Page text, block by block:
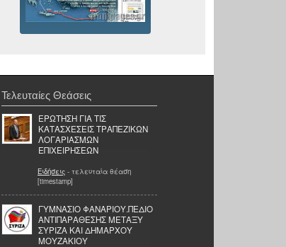
Τελευταίες Θεάσεις
ΕΡΩΤΗΣΗ ΓΙΑ ΤΙΣ
ΚΑΤΑΣΧΕΣΕΙΣ ΤΡΑΠΕΖΙΚΩΝ
ΛΟΓΑΡΙΑΣΜΩΝ
ΕΠΙΧΕΙΡΗΣΕΩΝ
Ειδήσεις - τελευταία θέαση
[timestamp]
ΓΥΜΝΑΣΙΟ ΦΑΝΑΡΙΟΥ.ΠΕΔΙΟ
ΑΝΤΙΠΑΡΑΘΕΣΗΣ ΜΕΤΑΞΥ
ΣΥΡΙΖΑ ΚΑΙ ΔΗΜΑΡΧΟΥ
ΜΟΥΖΑΚΙΟΥ